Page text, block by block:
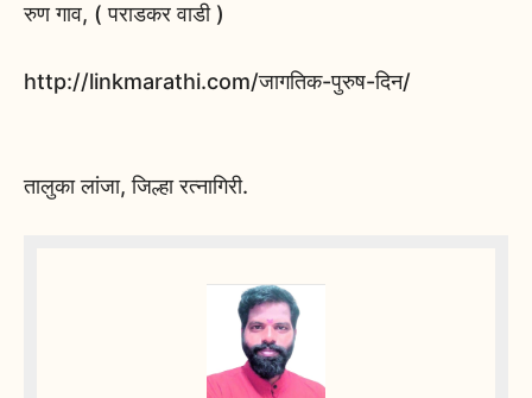
रुण गाव, ( पराडकर वाडी )
http://linkmarathi.com/जागतिक-पुरुष-दिन/
तालुका लांजा, जिल्हा रत्नागिरी.